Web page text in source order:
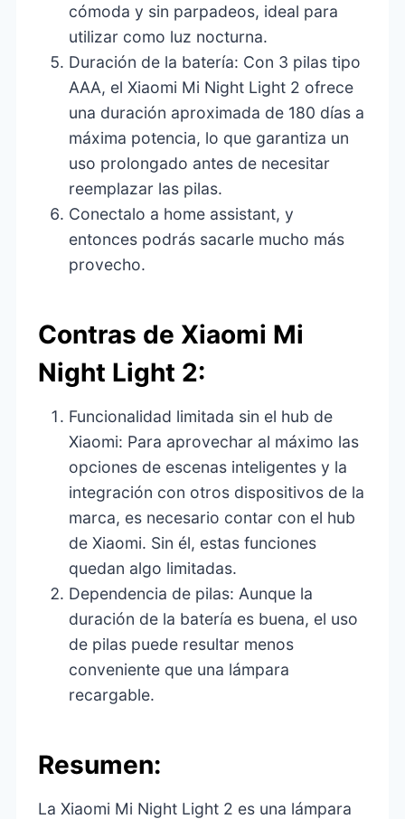
cómoda y sin parpadeos, ideal para
utilizar como luz nocturna.
Duración de la batería: Con 3 pilas tipo
AAA, el Xiaomi Mi Night Light 2 ofrece
una duración aproximada de 180 días a
máxima potencia, lo que garantiza un
uso prolongado antes de necesitar
reemplazar las pilas.
Conectalo a home assistant, y
entonces podrás sacarle mucho más
provecho.
Contras de Xiaomi Mi
Night Light 2:
Funcionalidad limitada sin el hub de
Xiaomi: Para aprovechar al máximo las
opciones de escenas inteligentes y la
integración con otros dispositivos de la
marca, es necesario contar con el hub
de Xiaomi. Sin él, estas funciones
quedan algo limitadas.
Dependencia de pilas: Aunque la
duración de la batería es buena, el uso
de pilas puede resultar menos
conveniente que una lámpara
recargable.
Resumen:
La Xiaomi Mi Night Light 2 es una lámpara